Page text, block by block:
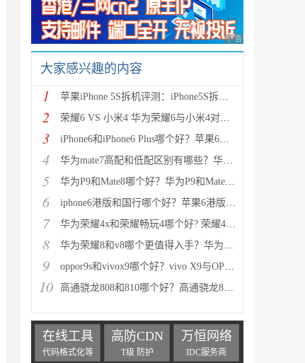
广告 商业广告，理性
大家感兴趣的内容
1 苹果iPhone 5S拆机评测：iPhone5S拆机图解详细教程(真
2 荣耀6 VS 小米4 华为荣耀6与小米4对比评测（详细全面
3 iPhone6和iPhone6 Plus哪个好？苹果6和iPhone6 Plus区
4 华为mate7高配和低配区别有哪些？华为mate7低配(标准
5 华为P9和Mate8哪个好？华为P9和Mate8详细对比评测
6 iphone6港版和国行哪个好？苹果6港版和国行区别对比评
7 华为荣耀4x和荣耀畅玩4哪个好? 荣耀4x和荣耀畅玩4区别
8 华为荣耀8和v8哪个更值得入手？华为荣耀v8和荣耀8全面
9 oppor9s和vivox9哪个好？vivo X9与OPPO R9s区别对比深
10 高通骁龙808和810哪个好？高通骁龙808和810区别对比评
在线工具
代码格式化等
高防CDN
T级 防护
万恒网络
IDC服务商